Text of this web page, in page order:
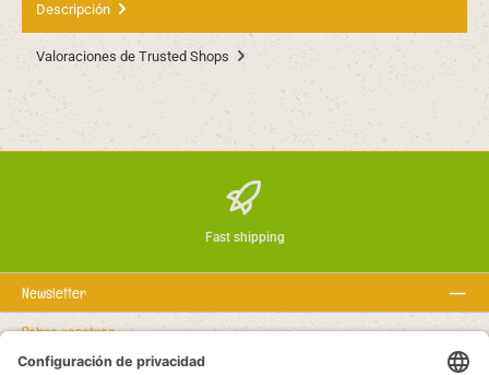
Descripción
Valoraciones de Trusted Shops
Fast shipping
Newsletter
Sobre nosotros